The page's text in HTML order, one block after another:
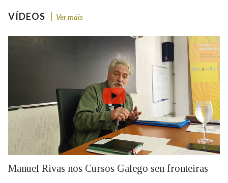
VÍDEOS Ver máis
Manuel Rivas nos Cursos Galego sen fronteiras